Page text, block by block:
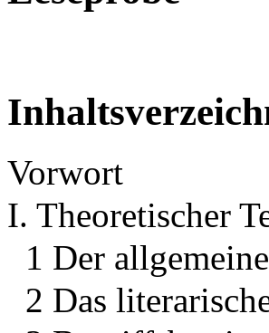
Vorwort
I. Theoretischer
1 Der
2 Das